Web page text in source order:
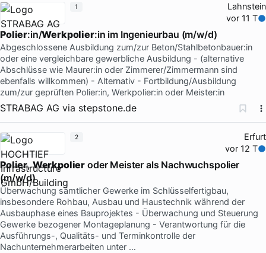
Lahnstein
vor 11 T
Polier:in/Werkpolier:in im Ingenieurbau (m/w/d)
Abgeschlossene Ausbildung zum/zur Beton/Stahlbetonbauer:in
oder eine vergleichbare gewerbliche Ausbildung - (alternative
Abschlüsse wie Maurer:in oder Zimmerer/Zimmermann sind
ebenfalls willkommen) - Alternativ - Fortbildung/Ausbildung
zum/zur geprüften Polier:in, Werkpolier:in oder Meister:in
STRABAG AG via stepstone.de
1
Erfurt
vor 12 T
Polier,Werkpolier oder Meister als Nachwuchspolier
(m/w/d)
Überwachung sämtlicher Gewerke im Schlüsselfertigbau,
insbesondere Rohbau, Ausbau und Haustechnik während der
Ausbauphase eines Bauprojektes - Überwachung und Steuerung
Gewerke bezogener Montageplanung - Verantwortung für die
Ausführungs-, Qualitäts- und Terminkontrolle der
Nachunternehmerarbeiten unter …
2